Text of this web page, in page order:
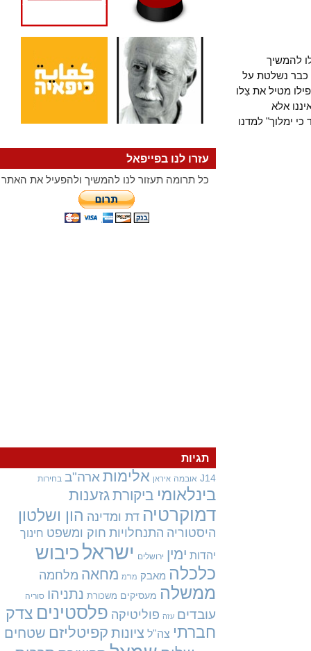
נשלטת על
מטיל את צִלו
אלא
למדנו
עזרו לנו בפייפאל
כל תרומה תעזור לנו להמשיך ולהפעיל את האתר
תגיות
J14 אובמה איראן אלימות ארה"ב בחירות
בינלאומיביקורתגזענות
דמוקרטיה דת ומדינההון ושלטון
היסטוריה התנחלויות חוק ומשפט חינוך
יהדות ימין ירושלים ישראלכיבוש
כלכלה מאבק מו"מ מחאהמלחמה
ממשלה מעסיקים משכורת נתניהו סוריה
עובדים עזה פוליטיקה פלסטיניםצדק
חברתי צה"ל ציונותקפיטליזםשטחים